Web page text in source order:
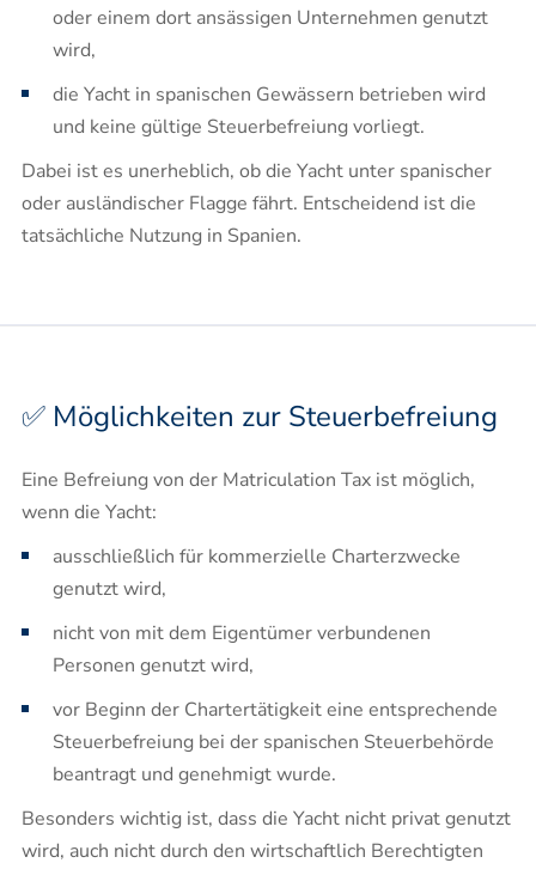
oder einem dort ansässigen Unternehmen genutzt
wird,
die Yacht in spanischen Gewässern betrieben wird
und keine gültige Steuerbefreiung vorliegt.
Dabei ist es unerheblich, ob die Yacht unter spanischer
oder ausländischer Flagge fährt. Entscheidend ist die
tatsächliche Nutzung in Spanien.
✅ Möglichkeiten zur Steuerbefreiung
Eine Befreiung von der Matriculation Tax ist möglich,
wenn die Yacht:
ausschließlich für kommerzielle Charterzwecke
genutzt wird,
nicht von mit dem Eigentümer verbundenen
Personen genutzt wird,
vor Beginn der Chartertätigkeit eine entsprechende
Steuerbefreiung bei der spanischen Steuerbehörde
beantragt und genehmigt wurde.
Besonders wichtig ist, dass die Yacht nicht privat genutzt
wird, auch nicht durch den wirtschaftlich Berechtigten